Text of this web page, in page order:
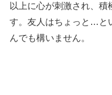
以上に心が刺激され、
す。友人はちょっと…と
んでも構いません。